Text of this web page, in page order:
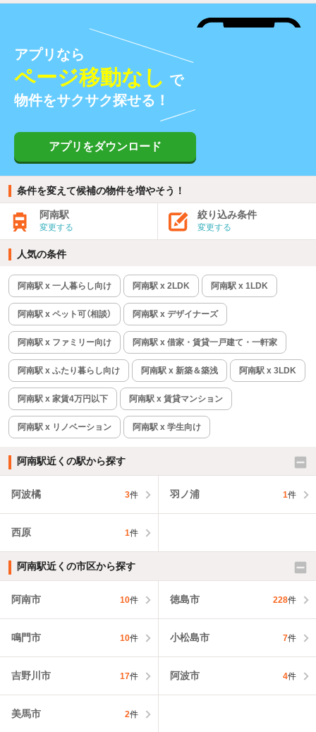
アプリなら
ページ移動なし で
物件をサクサク探せる！
アプリをダウンロード
条件を変えて候補の物件を増やそう！
阿南駅
変更する
絞り込み条件
変更する
人気の条件
阿南駅 x 一人暮らし向け 阿南駅 x 2LDK 阿南駅 x 1LDK
阿南駅 x ペット可（相談） 阿南駅 x デザイナーズ
阿南駅 x ファミリー向け 阿南駅 x 借家・賃貸一戸建て・一軒家
阿南駅 x ふたり暮らし向け 阿南駅 x 新築＆築浅 阿南駅 x 3LDK
阿南駅 x 家賃4万円以下 阿南駅 x 賃貸マンション
阿南駅 x リノベーション 阿南駅 x 学生向け
阿南駅近くの駅から探す
阿波橘 3件 羽ノ浦 1件
西原 1件
阿南駅近くの市区から探す
阿南市 10件 徳島市 228件
鳴門市 10件 小松島市 7件
吉野川市 17件 阿波市 4件
美馬市 2件